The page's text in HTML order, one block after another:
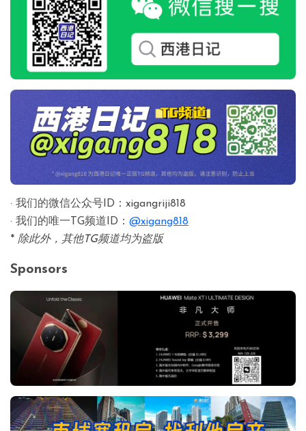
· 我们的微信公众号ID：xigangriji818
· 我们的唯一TG频道ID： @xigang818
* 除此外，其他TG频道均为盗版
Sponsors